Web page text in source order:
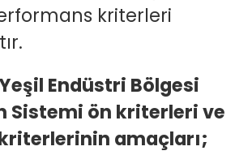
kriterleri
Endüstri Bölgesi
Sistemi ön kriterleri ve
amaçları;